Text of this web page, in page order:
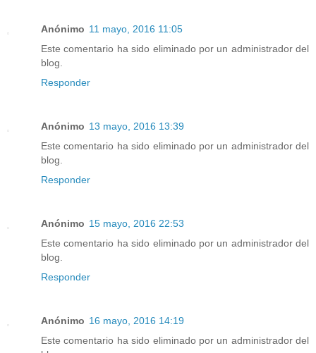
Anónimo 11 mayo, 2016 11:05
Este comentario ha sido eliminado por un administrador del
blog.
Responder
Anónimo 13 mayo, 2016 13:39
Este comentario ha sido eliminado por un administrador del
blog.
Responder
Anónimo 15 mayo, 2016 22:53
Este comentario ha sido eliminado por un administrador del
blog.
Responder
Anónimo 16 mayo, 2016 14:19
Este comentario ha sido eliminado por un administrador del